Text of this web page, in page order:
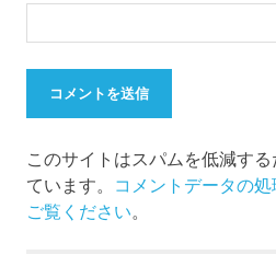
このサイトはスパムを低減す
ています。 コメントデータの
ご覧ください